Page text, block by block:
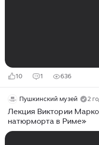
10 1 636
Пушкинский музей 2
Лекция Виктории
натюрморта в Риме»